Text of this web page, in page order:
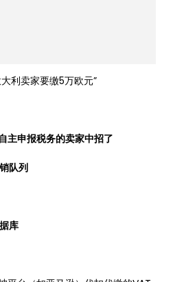
利卖家要缴5万欧元”
主申报税务的卖家中招了
队列
库